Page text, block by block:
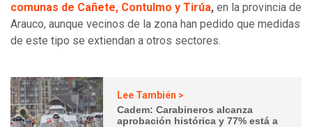
comunas de Cañete, Contulmo y Tirúa, en la provincia de
Arauco, aunque vecinos de la zona han pedido que medidas
de este tipo se extiendan a otros sectores.
Lee También >
Cadem: Carabineros alcanza
aprobación histórica y 77% está a